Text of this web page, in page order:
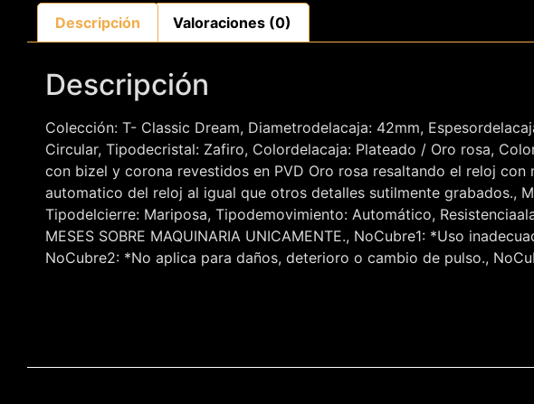
Descripción Valoraciones (0)
Descripción
Colección: T- Classic Dream, Diametrodelacaja: 42mm,
Circular, Tipodecristal: Zafiro, Colordelacaja: Plateado / Oro rosa,
con bizel y corona revestidos en PVD Oro rosa resaltando el reloj
automatico del reloj al igual que otros detalles sutilmente grabados.,
Tipodelcierre: Mariposa, Tipodemovimiento: Automático,
MESES SOBRE MAQUINARIA UNICAMENTE., NoCubre1: *Uso
NoCubre2: *No aplica para daños, deterioro o cambio de pulso.,